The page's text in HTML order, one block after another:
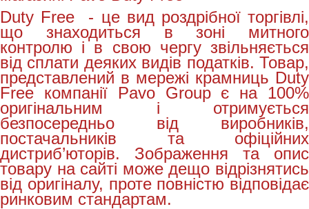
Duty Free - це вид роздрібної торгівлі,
що знаходиться в зоні митного
контролю і в свою чергу звільняється
від сплати деяких видів податків. Товар,
представлений в мережі крамниць Duty
Free компанії Pavo Group є на 100%
оригінальним і отримується
безпосередньо від виробників,
постачальників та офіційних
дистриб’юторів. Зображення та опис
товару на сайті може дещо відрізнятись
від оригіналу, проте повністю відповідає
ринковим стандартам.